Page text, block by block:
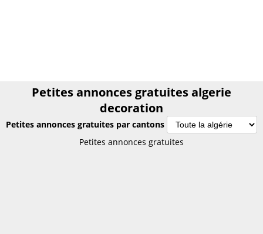
Petites annonces gratuites algerie
decoration
Petites annonces gratuites par cantons
Petites annonces gratuites algerie
Petites annonces gratuites